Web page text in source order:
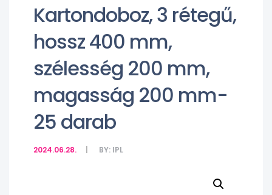
Kartondoboz, 3 rétegű,
hossz 400 mm,
szélesség 200 mm,
magasság 200 mm-
25 darab
2024.06.28. BY: IPL